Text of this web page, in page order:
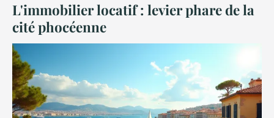
L'immobilier locatif : levier phare de la
cité phocéenne